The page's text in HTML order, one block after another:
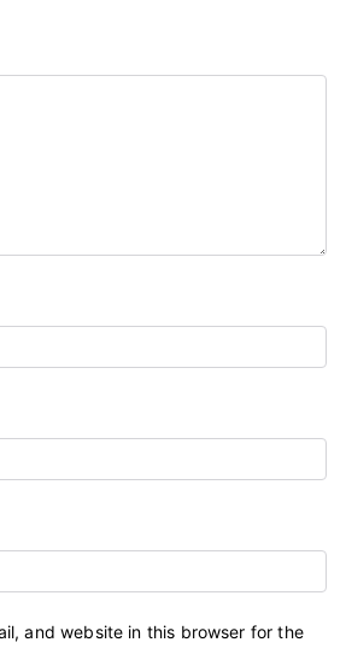
and website in this browser for the